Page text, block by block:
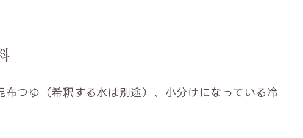
つゆ（希釈する水は別途）、小分けになっている冷